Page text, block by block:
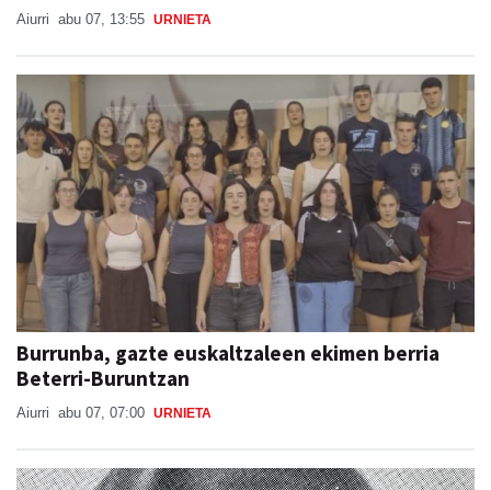
Aiurri abu 07, 13:55 URNIETA
Burrunba, gazte euskaltzaleen ekimen berria
Beterri-Buruntzan
Aiurri abu 07, 07:00 URNIETA